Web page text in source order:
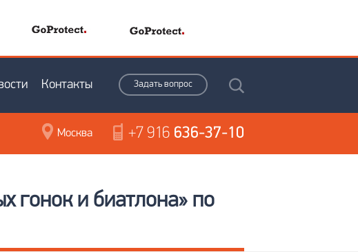
Задать вопрос
Контакты
+7 916 636-37-10
Москва
гонок и биатлона» по